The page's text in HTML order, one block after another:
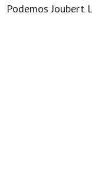
Podemos Joubert